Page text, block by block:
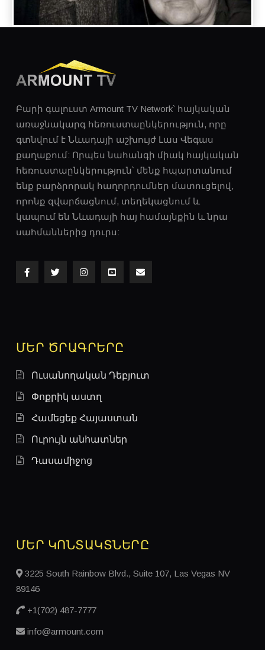
A DAY WITH FAMOUS PEOPLE - AGHASI
AYVAZYAN
A DAY WITH FAMOUS PEOPLE - VAHRAM
PAPAZYAN
Բարի գալուստ Armount TV Network՝ հայկական
առաջնակարգ հեռուստաընկերություն, որը
գտնվում է Նևադայի աշխույժ Լաս ​​Վեգաս
քաղաքում: Որպես նահանգի միակ հայկական
հեռուստաընկերություն՝ մենք հպարտանում
ենք բարձրորակ հաղորդումներ մատուցելով,
որոնք զվարճացնում, տեղեկացնում և
կապում են Նևադայի հայ համայնքին և նրա
սահմաններից դուրս:
ՄԵՐ ԾՐԱԳՐԵՐԸ
Ուսանողական Դեբյուտ
Փոքրիկ աստղ
Համեցեք Հայաստան
Ուրույն անհատներ
Դասամիջոց
ՄԵՐ ԿՈՆՏԱԿՏՆԵՐԸ
3225 South Rainbow Blvd., Suite 107, Las Vegas NV
89146
+1(702) 487-7777
info@armount.com